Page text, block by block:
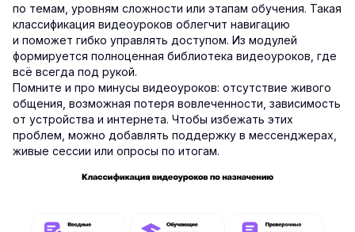
по темам, уровням сложности или этапам обучения. Такая
классификация видеоуроков облегчит навигацию
и поможет гибко управлять доступом. Из модулей
формируется полноценная библиотека видеоуроков, где
всё всегда под рукой.
Помните и про минусы видеоуроков: отсутствие живого
общения, возможная потеря вовлеченности, зависимость
от устройства и интернета. Чтобы избежать этих
проблем, можно добавлять поддержку в мессенджерах,
живые сессии или опросы по итогам.